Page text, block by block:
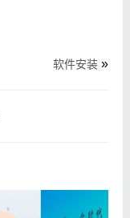
软件安装 »